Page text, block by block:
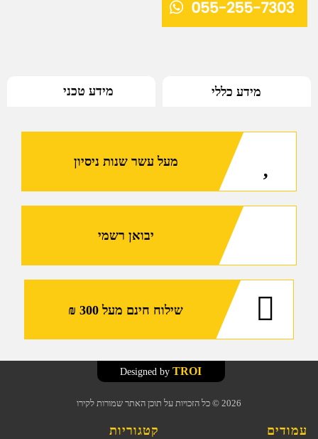
מידע כללי מידע טכני
מעל עשר שנות ניסיון
יבואן רשמי
שילוח חינם מעל 300 ₪
2026 © כל הזכויות על תוכן האתר שמורות לקירו
TROI
עמודים קטגוריות